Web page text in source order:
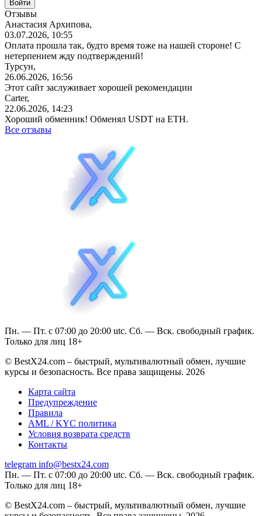
Отзывы
Анастасия Архипова,
03.07.2026, 10:55
Оплата прошла так, будто время тоже на нашей стороне! С
нетерпением жду подтверждений!
Турсун,
26.06.2026, 16:56
Этот сайт заслуживает хорошей рекомендации
Carter,
22.06.2026, 14:23
Хороший обменник! Обменял USDT на ETH.
Все отзывы
Пн. — Пт. с 07:00 до 20:00 utc. Сб. — Вск. свободный график.
Только для лиц 18+
© BestX24.com – быстрый, мультивалютный обмен, лучшие
курсы и безопасность. Все права защищены. 2026
Карта сайта
Предупреждение
Правила
AML / KYC политика
Условия возврата средств
Контакты
telegram info@bestx24.com
Пн. — Пт. с 07:00 до 20:00 utc. Сб. — Вск. свободный график.
Только для лиц 18+
© BestX24.com – быстрый, мультивалютный обмен, лучшие